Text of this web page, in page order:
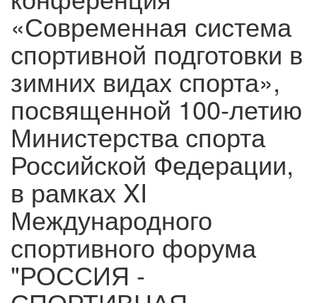
«Современная система
спортивной подготовки в
зимних видах спорта»,
посвященной 100-летию
Министерства спорта
Российской Федерации,
в рамках XI
Международного
спортивного форума
"РОССИЯ -